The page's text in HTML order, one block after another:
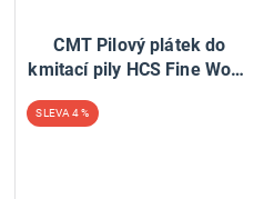
CMT Pilový plátek do
kmitací pily HCS Fine Wood
4 %